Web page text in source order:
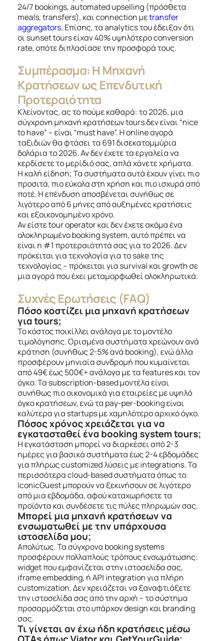
24/7 bookings, automated upselling (πρόσθετα
meals, transfers), και connection μεtransfer
aggregators. Επίσης, τα analytics του έδειξαν ότι
οι sunset tours είχαν 40% υψηλότερο conversion
rate, οπότε διπλασίασε την προσφορά τους.
Συμπέρασμα: Η Μηχανή
Κρατήσεων ως Επενδυτική
Προτεραιότητα
Κλείνοντας, ας το πούμε καθαρά: το 2026, μια
σύγχρονη μηχανή κρατήσεων tours δεν είναι “nice
to have” – είναι “must have”. Η online αγορά
ταξιδιών θα φτάσει τα 691 δισεκατομμύρια
δολάρια το 2026. Αν δεν έχετε τα εργαλεία να
κερδίσετε το μερίδιό σας, απλά χάνετε χρήματα.
Η καλή είδηση; Τα συστήματα αυτά έχουν γίνει πιο
προσιτά, πιο εύκολα στη χρήση και πιο ισχυρά από
ποτέ. Η επένδυση αποσβένεται συνήθως σε
λιγότερο από 6 μήνες από αυξημένες κρατήσεις
και εξοικονομημένο χρόνο.
Αν είστε tour operator και δεν έχετε ακόμα ένα
ολοκληρωμένο booking system, αυτό πρέπει να
είναι η #1 προτεραιότητά σας για το 2026. Δεν
πρόκειται για τεχνολογία για το sake της
τεχνολογίας – πρόκειται για survival και growth σε
μια αγορά που έχει μεταμορφωθεί ολοκληρωτικά.
Συχνές Ερωτήσεις (FAQ)
Πόσο κοστίζει μια μηχανή κρατήσεων
για tours;
Το κόστος ποικίλλει ανάλογα με το μοντέλο
τιμολόγησης. Ορισμένα συστήματα χρεώνουν ανά
κράτηση (συνήθως 2-5% ανά booking), ενώ άλλα
προσφέρουν μηνιαία συνδρομή που κυμαίνεται
από 49€ έως 500€+ ανάλογα με τα features και τον
όγκο. Τα subscription-based μοντέλα είναι
συνήθως πιο οικονομικά για εταιρείες με υψηλό
όγκο κρατήσεων, ενώ τα pay-per-booking είναι
καλύτερα για startups με χαμηλότερο αρχικό όγκο.
Πόσος χρόνος χρειάζεται για να
εγκατασταθεί ένα booking system tours;
Η εγκατάσταση μπορεί να διαρκέσει από 2-3
ημέρες για βασικά συστήματα έως 2-4 εβδομάδες
για πλήρως customized λύσεις με integrations. Τα
περισσότερα cloud-based συστήματα όπως το
IconicGuest μπορούν να ξεκινήσουν σε λιγότερο
από μια εβδομάδα, αφού καταχωρήσετε τα
προϊόντα και συνδέσετε τις πύλες πληρωμών σας.
Μπορεί μια μηχανή κρατήσεων να
ενσωματωθεί με την υπάρχουσα
ιστοσελίδα μου;
Απολύτως. Τα σύγχρονα booking systems
προσφέρουν πολλαπλούς τρόπους ενσωμάτωσης:
widget που εμφανίζεται στην ιστοσελίδα σας,
iframe embedding, ή API integration για πλήρη
customization. Δεν χρειάζεται να ξαναφτιάξετε
την ιστοσελίδα σας από την αρχή – το σύστημα
προσαρμόζεται στο υπάρχον design και branding
σας.
Τι γίνεται αν έχω ήδη κρατήσεις μέσω